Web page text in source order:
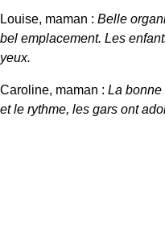
Louise, maman : Belle
bel emplacement. Les
yeux.
Caroline, maman : La bonne
et le rythme, les gars ont